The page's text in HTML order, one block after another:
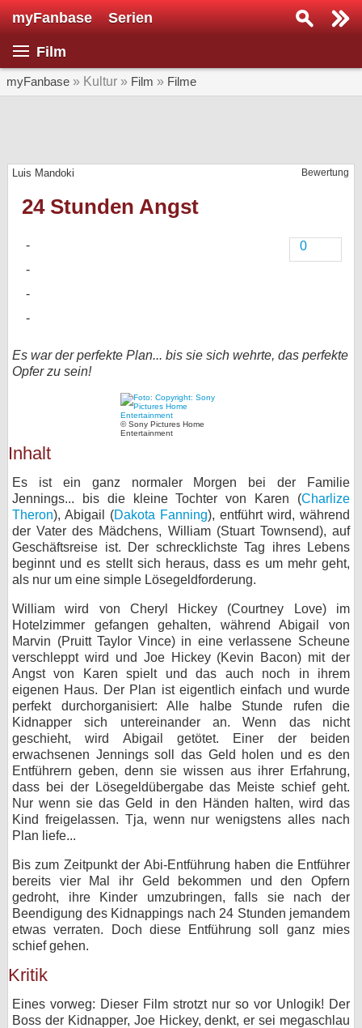
myFanbase Serien
Film
myFanbase » Kultur » Film » Filme
Bewertung
Luis Mandoki
24 Stunden Angst
0
Es war der perfekte Plan... bis sie sich wehrte, das perfekte
Opfer zu sein!
© Sony Pictures Home
Entertainment
Inhalt
Es ist ein ganz normaler Morgen bei der Familie
Jennings... bis die kleine Tochter von Karen (Charlize
Theron), Abigail (Dakota Fanning), entführt wird, während
der Vater des Mädchens, William (Stuart Townsend), auf
Geschäftsreise ist. Der schrecklichste Tag ihres Lebens
beginnt und es stellt sich heraus, dass es um mehr geht,
als nur um eine simple Lösegeldforderung.
William wird von Cheryl Hickey (Courtney Love) im
Hotelzimmer gefangen gehalten, während Abigail von
Marvin (Pruitt Taylor Vince) in eine verlassene Scheune
verschleppt wird und Joe Hickey (Kevin Bacon) mit der
Angst von Karen spielt und das auch noch in ihrem
eigenen Haus. Der Plan ist eigentlich einfach und wurde
perfekt durchorganisiert: Alle halbe Stunde rufen die
Kidnapper sich untereinander an. Wenn das nicht
geschieht, wird Abigail getötet. Einer der beiden
erwachsenen Jennings soll das Geld holen und es den
Entführern geben, denn sie wissen aus ihrer Erfahrung,
dass bei der Lösegeldübergabe das Meiste schief geht.
Nur wenn sie das Geld in den Händen halten, wird das
Kind freigelassen. Tja, wenn nur wenigstens alles nach
Plan liefe...
Bis zum Zeitpunkt der Abi-Entführung haben die Entführer
bereits vier Mal ihr Geld bekommen und den Opfern
gedroht, ihre Kinder umzubringen, falls sie nach der
Beendigung des Kidnappings nach 24 Stunden jemandem
etwas verraten. Doch diese Entführung soll ganz mies
schief gehen.
Kritik
Eines vorweg: Dieser Film strotzt nur so vor Unlogik! Der
Boss der Kidnapper, Joe Hickey, denkt, er sei megaschlau
Serie suchen...
SERIEN
Veranstaltungen
Forum
bei Facebook
Nutzungsbedingungen
Datenschutz
Cookie-Einstellungen
Impressum
Desktop-Ansicht
myFanbase